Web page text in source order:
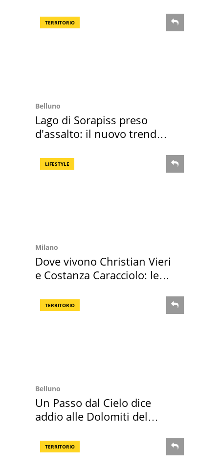
TERRITORIO
Belluno
Lago di Sorapiss preso
d'assalto: il nuovo trend
LIFESTYLE
Milano
Dove vivono Christian Vieri
e Costanza Caracciolo: le
TERRITORIO
Belluno
Un Passo dal Cielo dice
addio alle Dolomiti del
TERRITORIO